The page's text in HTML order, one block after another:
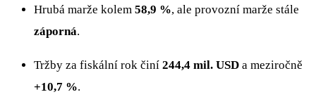
Hrubá marže kolem 58,9 %, ale provozní marže stále
záporná.
Tržby za fiskální rok činí 244,4 mil. USD a meziročně
+10,7 %.